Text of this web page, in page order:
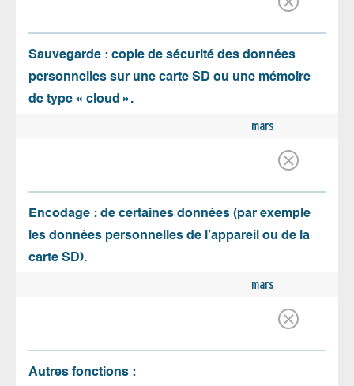
Sauvegarde : copie de sécurité des données
personnelles sur une carte SD ou une mémoire
de type « cloud ».
mars
Encodage : de certaines données (par exemple
les données personnelles de l’appareil ou de la
carte SD).
mars
Autres fonctions :